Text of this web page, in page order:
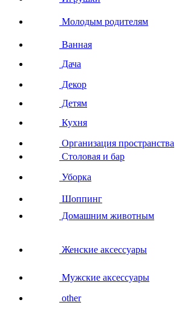
Молодым родителям
Ванная
Дача
Декор
Детям
Кухня
Организация пространства
Столовая и бар
Уборка
Шоппинг
Домашним животным
Женские аксессуары
Мужские аксессуары
other